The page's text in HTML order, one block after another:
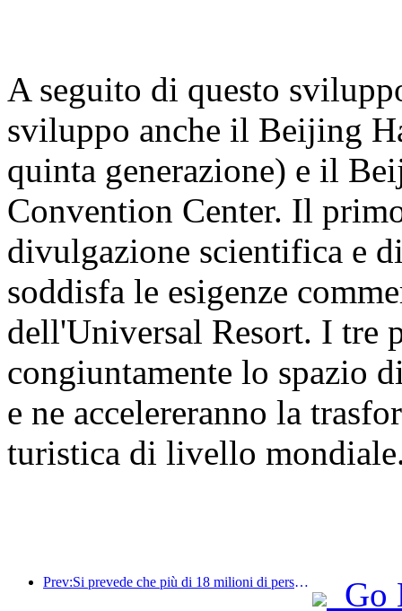
A seguito di questo
sviluppo anche il Beijing
quinta generazione) e il
Convention Center. Il
divulgazione scientifica e
soddisfa le esigenze
dell'Universal Resort. I tre
congiuntamente lo spazio
e ne accelereranno la
turistica di livello
Prev:Si prevede che più di 18 milioni di persone entreranno e usciranno dal Paese durante i 9 giorni di festività della Festa di Primavera.
Go